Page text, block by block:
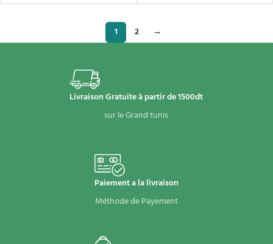
1 2 →
Livraison Gratuite à partir de 1500dt
sur le Grand tunis
Paiement a la livraison
Méthode de Payement